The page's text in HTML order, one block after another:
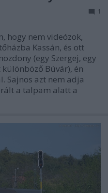
1
hogy nem videózok,
Kassán, és ott
(egy Szergej, egy
Búvár), én
Sajnos azt nem adja
a talpam alatt a